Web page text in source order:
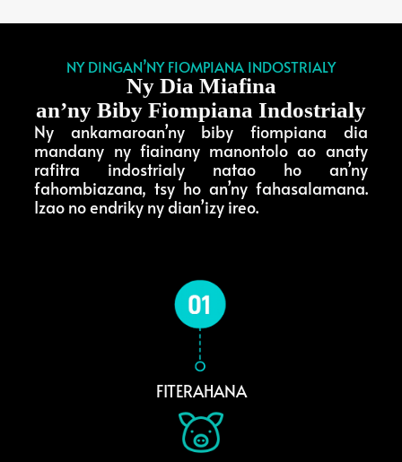
NY DINGAN’NY FIOMPIANA INDOSTRIALY
Ny Dia Miafina
an’ny Biby Fiompiana Indostrialy
Ny ankamaroan’ny biby fiompiana dia
mandany ny fiainany manontolo ao anaty
rafitra indostrialy natao ho an’ny
fahombiazana, tsy ho an’ny fahasalamana.
Izao no endriky ny dian’izy ireo.
FITERAHANA